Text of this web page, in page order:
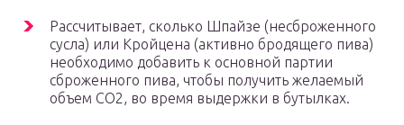
Рассчитывает, сколько Шпайзе (несброженного
сусла) или Кройцена (активно бродящего пива)
необходимо добавить к основной партии
сброженного пива, чтобы получить желаемый
объем СО2, во время выдержки в бутылках.